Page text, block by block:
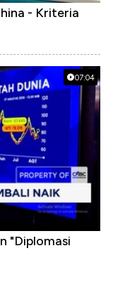
- Kriteria
07:04
"Diplomasi